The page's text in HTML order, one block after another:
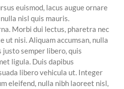
euismod, lacus augue ornare
nisl quis mauris.
Morbi dui lectus, pharetra nec
ut nisi. Aliquam accumsan, nulla
semper libero, quis
ligula. Duis dapibus
libero vehicula ut. Integer
eleifend, nulla nibh laoreet nisl,